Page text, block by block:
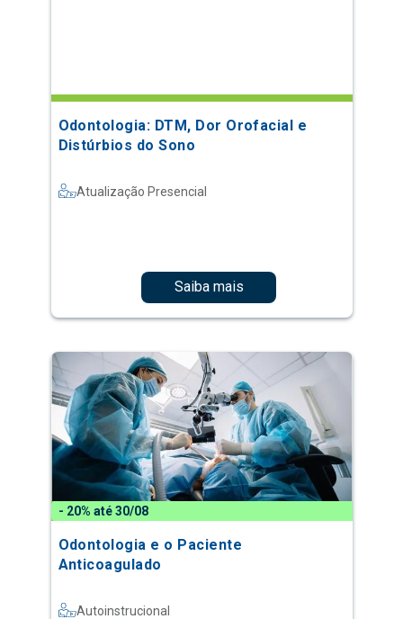
Odontologia: DTM, Dor Orofacial e
Distúrbios do Sono
Atualização Presencial
Saiba mais
- 20% até 30/08
Odontologia e o Paciente
Anticoagulado
Autoinstrucional